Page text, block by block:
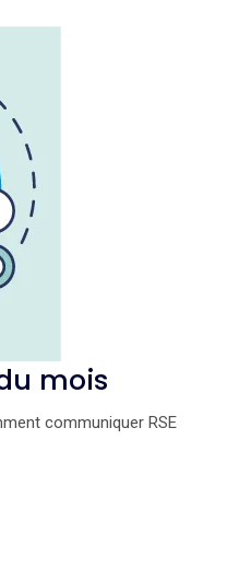
mois
communiquer RSE